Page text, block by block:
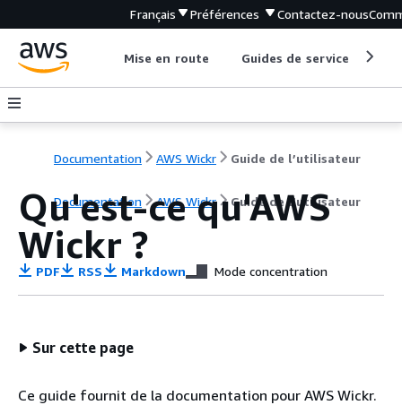
Français Préférences Contactez-nous
Mise en route Guides de service
Documentation AWS Wickr Guide de l’utilisateur
Documentation AWS Wickr Guide de l’utilisateur
Qu'est-ce qu'AWS
Wickr ?
PDF RSS Markdown Mode concentration
Sur cette page
Ce guide fournit de la documentation pour AWS Wickr.